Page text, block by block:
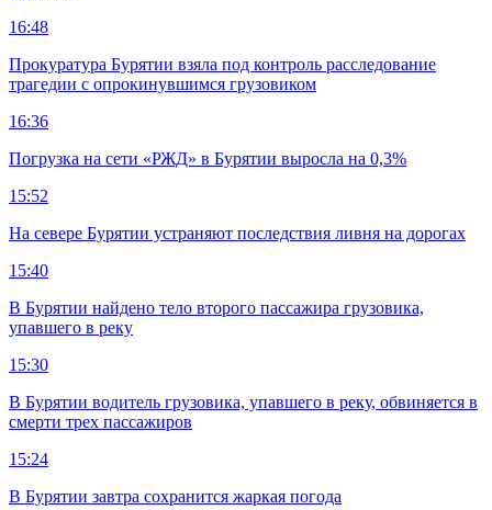
16:48
Прокуратура Бурятии взяла под контроль расследование
трагедии с опрокинувшимся грузовиком
16:36
Погрузка на сети «РЖД» в Бурятии выросла на 0,3%
15:52
На севере Бурятии устраняют последствия ливня на дорогах
15:40
В Бурятии найдено тело второго пассажира грузовика,
упавшего в реку
15:30
В Бурятии водитель грузовика, упавшего в реку, обвиняется в
смерти трех пассажиров
15:24
В Бурятии завтра сохранится жаркая погода